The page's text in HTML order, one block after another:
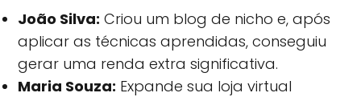
João Silva: Criou um blog de nicho e, após
aplicar as técnicas aprendidas, conseguiu
gerar uma renda extra significativa.
Maria Souza: Expande sua loja virtual